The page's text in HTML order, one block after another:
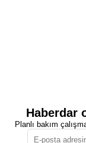
Haberdar
Planlı bakım